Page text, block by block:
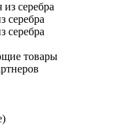
серебра
серебра
серебра
товары